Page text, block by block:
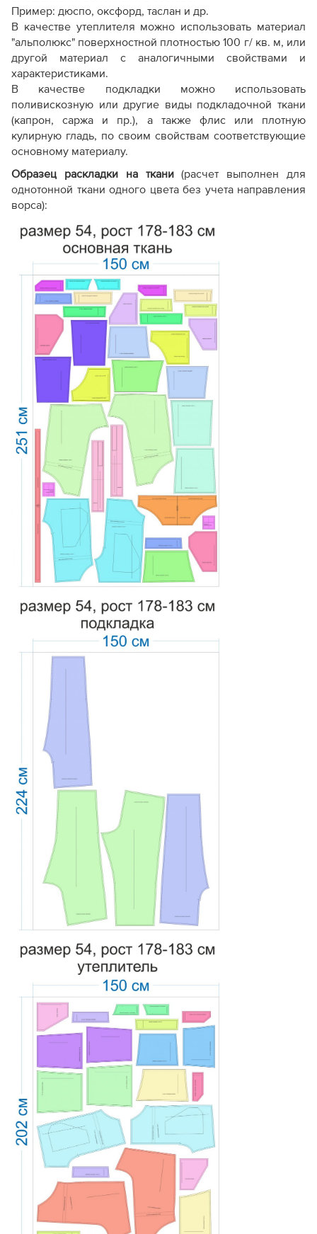
Пример: дюспо, оксфорд, таслан и др.
В качестве утеплителя можно использовать материал
"альполюкс" поверхностной плотностью 100 г/ кв. м, или
другой материал с аналогичными свойствами и
характеристиками.
В качестве подкладки можно использовать
поливискозную или другие виды подкладочной ткани
(капрон, саржа и пр.), а также флис или плотную
кулирную гладь, по своим свойствам соответствующие
основному материалу.
Образец раскладки на ткани(расчет выполнен для
однотонной ткани одного цвета без учета направления
ворса):